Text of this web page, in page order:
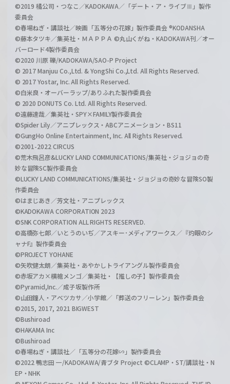
©2019 橘公司・つなこ／KADOKAWA／「デート・ア・ライブⅢ」製作
委員会
©春場ねぎ・講談社／映画「五等分の花嫁」製作委員会 ®KODANSHA
©藤本タツキ／集英社・ＭＡＰＰＡ ©丸山くがね・KADOKAWA刊／オー
バーロード4製作委員会
©2020 川原 礫/KADOKAWA/SAO-P Project
© 2017 Manjuu Co.,Ltd. & YongShi Co.,Ltd. All Rights Reserved.
© 2017 Yostar, Inc. All Rights Reserved.
©白米良・オーバーラップ/ありふれた製作委員会
© 2020 DONUTS Co. Ltd. All Rights Reserved.
©遠藤達哉／集英社・SPY×FAMILY製作委員会
©Spider Lily／アニプレックス・ABCアニメーション・BS11
©GungHo Online Entertainment, Inc. All Rights Reserved.
©2001-2022 CIRCUS
©荒木飛呂彦&LUCKY LAND COMMUNICATIONS/集英社・ジョジョの奇
妙な冒険SC製作委員会
©LUCKY LAND COMMUNICATIONS/集英社・ジョジョの奇妙な冒険SO製
作委員会
©はまじあき／芳文社・アニプレックス
©KADOKAWA CORPORATION 2023
©SNK CORPORATION ALL RIGHTS RESERVED.
©高橋弥七郎／いとうのいぢ／アスキー･メディアワークス／『灼眼のシ
ャナF』製作委員会
©PROJECT YOHANE
©矢吹健太朗／集英社・あやかしトライアングル製作委員会
©赤坂アカ×横槍メンゴ／集英社・【推しの子】製作委員会
©Pyramid,Inc.／成子坂製作所
©山田鐘人・アベツカサ／小学館／「葬送のフリーレン」製作委員会
©2015, 2017, 2021 BIGWEST
©Bushiroad
©HAKAMA Inc
©Bushiroad
©春場ねぎ・講談社／「五等分の花嫁∽」製作委員会
©2022 鴨志田 一/KADOKAWA/青ブタ Project ©CLAMP・ST/講談社・N
EP・NHK